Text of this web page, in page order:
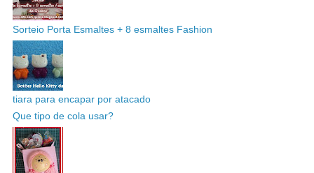
Sorteio Porta Esmaltes + 8 esmaltes Fashion
tiara para encapar por atacado
Que tipo de cola usar?